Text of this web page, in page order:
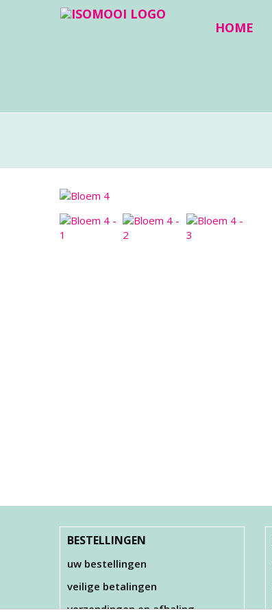
HOME
BESTELLINGEN
uw bestellingen
veilige betalingen
verzendingen en afhaling